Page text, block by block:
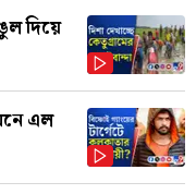
দিয়ে
এল